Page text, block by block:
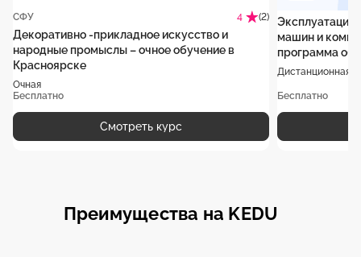
СФУ 4 (2)
Декоративно -прикладное искусство и
народные промыслы – очное обучение в
Красноярске
Очная
Бесплатно
Смотреть курс
Эксплуатация
машин и
программа
Дистанционная
Бесплатно
Преимущества на KEDU